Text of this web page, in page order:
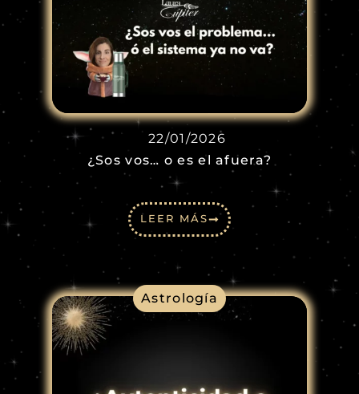
22/01/2026
¿Sos vos… o es el afuera?
LEER MÁS
Astrología